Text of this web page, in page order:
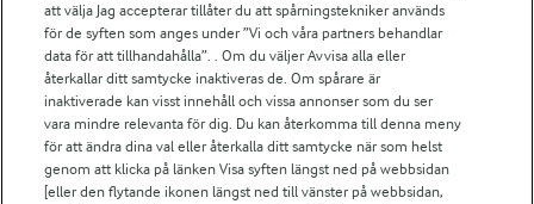
Arlas kundportal
Arla.com
Falbygdens Ost
Arla webbshop
Bildbank
att välja Jag accepterar tillåter du att spårningstekniker används
för de syften som anges under ”Vi och våra partners behandlar
data för att tillhandahålla”. . Om du väljer Avvisa alla eller
återkallar ditt samtycke inaktiveras de. Om spårare är
inaktiverade kan visst innehåll och vissa annonser som du ser
vara mindre relevanta för dig. Du kan återkomma till denna meny
för att ändra dina val eller återkalla ditt samtycke när som helst
genom att klicka på länken Visa syften längst ned på webbsidan
[eller den flytande ikonen längst ned till vänster på webbsidan,